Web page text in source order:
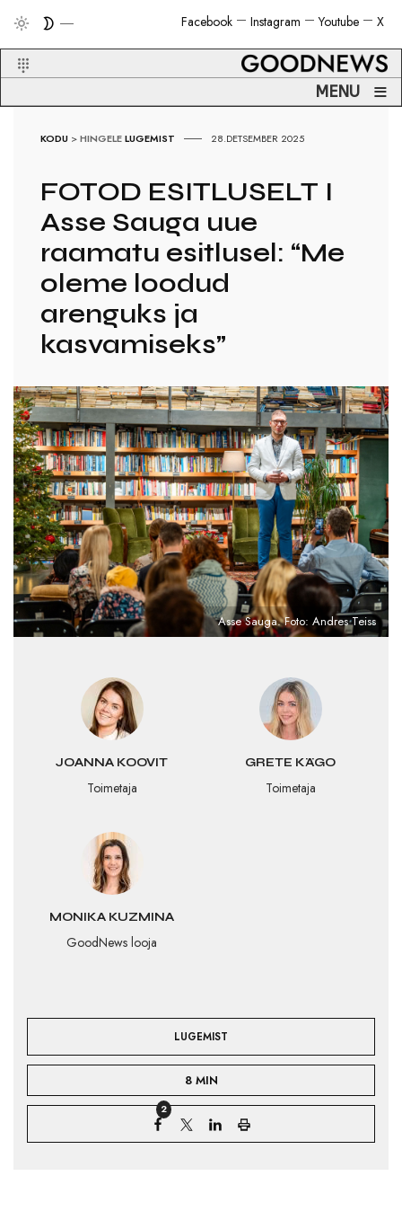
X
Youtube
Instagram
Facebook
MENU ≡
KODU >HINGELELUGEMIST 28.DETSEMBER 2025
FOTOD ESITLUSELT I
Asse Sauga uue
raamatu esitlusel: “Me
oleme loodud
arenguks ja
kasvamiseks”
JOANNA KOOVIT
Toimetaja
GRETE KÄGO
Toimetaja
MONIKA KUZMINA
GoodNews looja
LUGEMIST
8 MIN
2
Asse Sauga. Foto: Andres Teiss